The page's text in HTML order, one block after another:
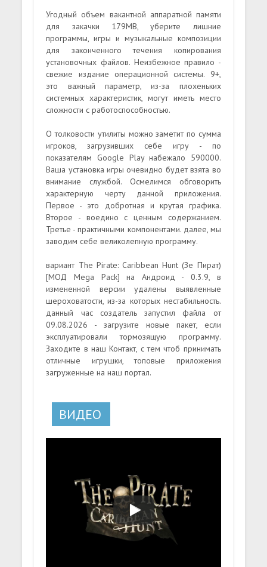
Угодный объем вакантной аппаратной памяти
для закачки 179MB, уберите лишние
программы, игры и музыкальные композиции
для законченного течения копирования
установочных файлов. Неизбежное правило -
свежие издание операционной системы. 9+,
это важный параметр, из-за плохеньких
системных характеристик, могут иметь место
сложности с работоспособностью.
О толковости утилиты можно заметит по сумма
игроков, загрузивших себе игру - по
показателям Google Play набежало 590000.
Ваша установка игры очевидно будет взята во
внимание службой. Осмелимся обговорить
характерную черту данной приложения.
Первое - это добротная и крутая графика.
Второе - воедино с ценным содержанием.
Третье - практичными компонентами. далее, мы
заводим себе великолепную программу.
вариант The Pirate: Caribbean Hunt (Зе Пират)
[МОД Mega Pack] на Андроид - 0.3.9, в
измененной версии удалены выявленные
шероховатости, из-за которых нестабильность.
данный час создатель запустил файла от
09.08.2026 - загрузите новые пакет, если
эксплуатировали тормозящую программу.
Заходите в наш Контакт, с тем чтоб принимать
отличные игрушки, топовые приложения
загруженные на наш портал.
ВИДЕО